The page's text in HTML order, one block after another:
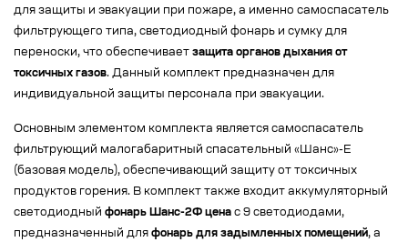
для защиты и эвакуации при пожаре, а именно самоспасатель
фильтрующего типа, светодиодный фонарь и сумку для
переноски, что обеспечивает защита органов дыхания от
токсичных газов. Данный комплект предназначен для
индивидуальной защиты персонала при эвакуации.
Основным элементом комплекта является самоспасатель
фильтрующий малогабаритный спасательный «Шанс»-Е
(базовая модель), обеспечивающий защиту от токсичных
продуктов горения. В комплект также входит аккумуляторный
светодиодный фонарь Шанс-2Ф цена с 9 светодиодами,
предназначенный для фонарь для задымленных помещений, а